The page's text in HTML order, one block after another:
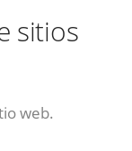
sitios
web.